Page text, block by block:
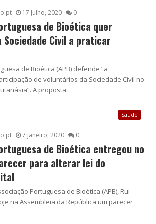
17 Julho, 2020 0
de Bioética quer
Sociedade Civil a praticar
de Bioética (APB) defende “a
de voluntários da Sociedade Civil no
A proposta…
Saúde
7 Janeiro, 2020 0
de Bioética entregou no
para alterar lei do
Portuguesa de Bioética (APB), Rui
na Assembleia da República um parecer